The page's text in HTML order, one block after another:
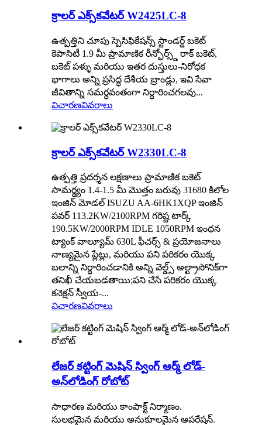
క్రాలర్ ఎక్స్‌కవేటర్ W2425LC-8
ఉత్పత్తిని చూపు స్పెసిఫికేషన్స్ స్టాండర్డ్ బకెట్
కెపాసిటీ 1.9 మీ ప్రామాణిక రీన్ఫోర్స్డ్ రాక్ బకెట్,
బకెట్ పళ్ళు మరియు ఇతర దుస్తులు-నిరోధక
భాగాలు అన్ని ప్రసిద్ధ దేశీయ బ్రాండ్లు, ఇవి సేవా
జీవితాన్ని సమర్థవంతంగా నిర్ధారించగలవు...
విచారణవివరాలు
క్రాలర్ ఎక్స్‌కవేటర్ W2330LC-8
ఉత్పత్తి ప్రదర్శన లక్షణాలు ప్రామాణిక బకెట్
సామర్థ్యం 1.4-1.5 మీ మొత్తం బరువు 31680 కిలోల
ఇంజిన్ మోడల్ ISUZU AA-6HK1XQP ఇంజిన్
పవర్ 113.2KW/2100RPM గరిష్ట టార్క్
190.5KW/2000RPM IDLE 1050RPM ఇంధన
ట్యాంక్ వాల్యూమ్ 630L ఫీచర్స్ & ప్రయోజనాలు
నాణ్యమైన ప్లేట్లు, మరియు పని పరికరం యొక్క
బలాన్ని నిర్ధారించడానికి అన్ని వెల్డ్స్ అల్ట్రాసోనిక్‌గా
తనిఖీ చేయబడతాయి;పని చేసే పరికరం యొక్క
కనెక్షన్ స్వీయ-...
విచారణవివరాలు
లేజర్ కట్టింగ్ మెషిన్ స్వింగ్ ఆర్మ్ లోడ్-
అన్‌లోడింగ్ రోబోట్
సాధారణ మరియు కాంపాక్ట్ నిర్మాణం.
సులభమైన మరియు అనుకూలమైన ఆపరేషన్.